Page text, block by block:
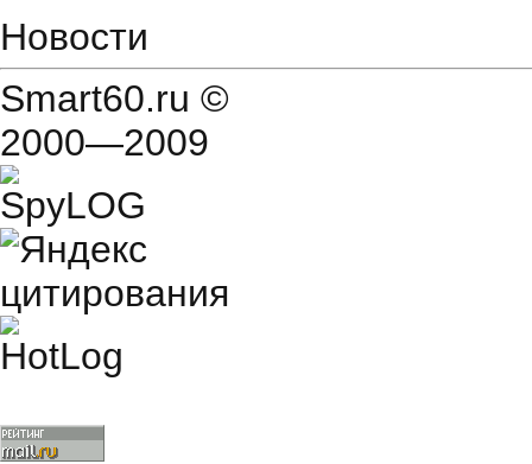
Новости
Smart60.ru ©
2000—2009